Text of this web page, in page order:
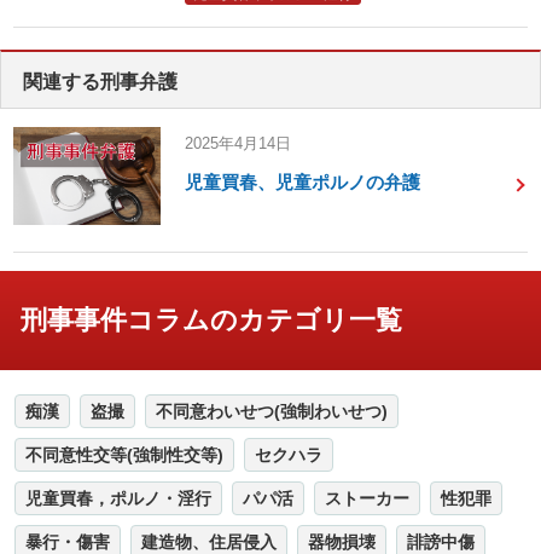
関連する刑事弁護
2025年4月14日
児童買春、児童ポルノの弁護
刑事事件コラムのカテゴリ一覧
痴漢 盗撮 不同意わいせつ(強制わいせつ)
不同意性交等(強制性交等) セクハラ
児童買春，ポルノ・淫行 パパ活 ストーカー 性犯罪
暴行・傷害 建造物、住居侵入 器物損壊 誹謗中傷